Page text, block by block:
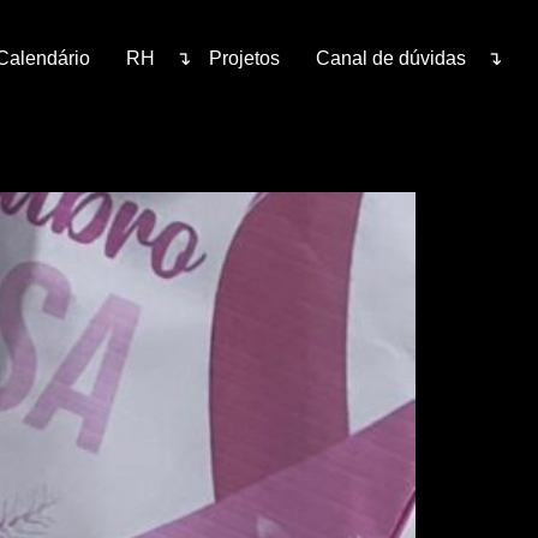
RH Projetos Canal de dúvidas